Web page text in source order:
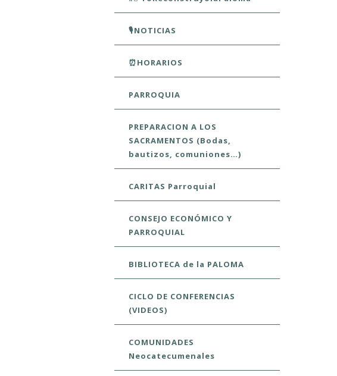
🎙️NOTICIAS
⏰HORARIOS
PARROQUIA
PREPARACION A LOS
SACRAMENTOS (Bodas,
bautizos, comuniones…)
CARITAS Parroquial
CONSEJO ECONÓMICO Y
PARROQUIAL
BIBLIOTECA de la PALOMA
CICLO DE CONFERENCIAS
(VIDEOS)
COMUNIDADES
Neocatecumenales